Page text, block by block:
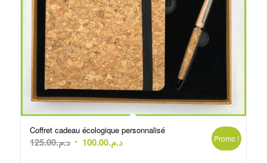
Coffret cadeau écologique personnalisé
د.م.125.00
Le
د.م.100.00
Le
Promo !